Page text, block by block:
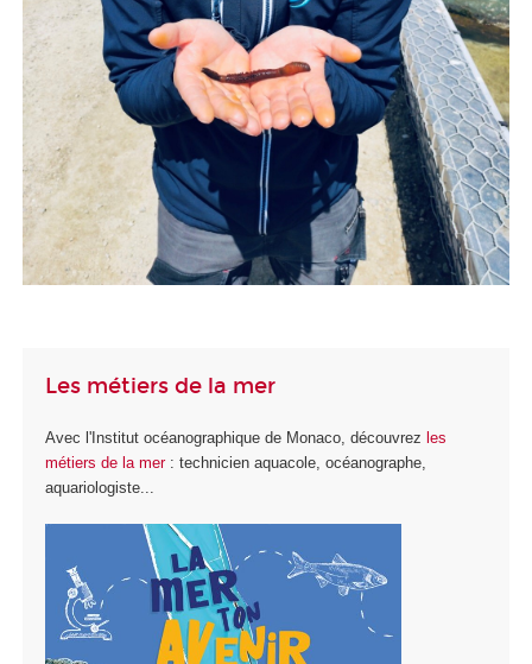
Les métiers de la mer
Avec l'Institut océanographique de Monaco, découvrez les
métiers de la mer: technicien aquacole, océanographe,
aquariologiste...